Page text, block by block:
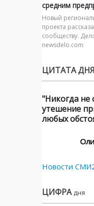
средним
Новый
проекта
сообществу.
newsdelo.com
ЦИТАТА ДНЯ
"Никогда не
утешение
любых
Новости
ЦИФРА дня